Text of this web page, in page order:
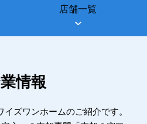
店舗一覧
情報
ズワンホームのご紹介です。